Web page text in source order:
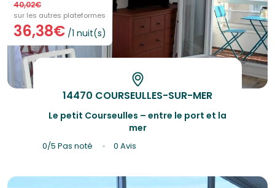
40,02€
sur les autres plateformes
36,38€ /1 nuit(s)
Le petit Courseulles – entre le port et la
mer
14470 COURSEULLES-SUR-MER
0/5Pas noté 0 Avis